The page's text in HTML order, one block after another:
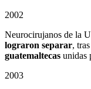
2002
Neurocirujanos de la
lograron separar,
guatemaltecas unidas
2003